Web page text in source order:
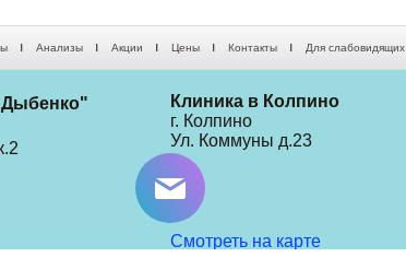
Анализы Акции Цены Контакты Для слабовидящих
Клиника в Колпино
г. Колпино
Ул. Коммуны д.23
Смотреть на карте